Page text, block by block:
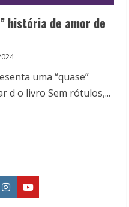
história de amor de
uma “quase”
d o livro Sem rótulos,...
InstagramYouTube